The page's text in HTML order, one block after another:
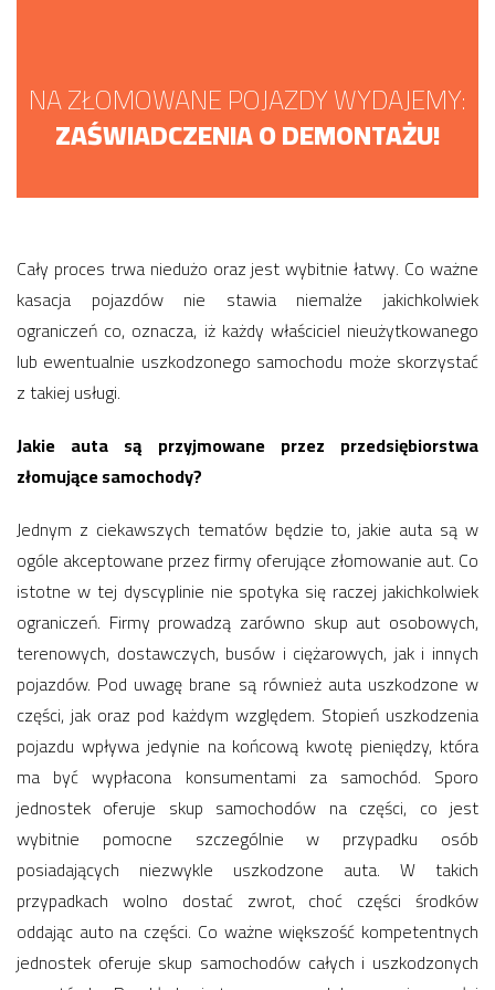
NA ZŁOMOWANE POJAZDY WYDAJEMY:
ZAŚWIADCZENIA O DEMONTAŻU!
Cały proces trwa niedużo oraz jest wybitnie łatwy. Co ważne
kasacja pojazdów nie stawia niemalże jakichkolwiek
ograniczeń co, oznacza, iż każdy właściciel nieużytkowanego
lub ewentualnie uszkodzonego samochodu może skorzystać
z takiej usługi.
Jakie auta są przyjmowane przez przedsiębiorstwa
złomujące samochody?
Jednym z ciekawszych tematów będzie to, jakie auta są w
ogóle akceptowane przez firmy oferujące złomowanie aut. Co
istotne w tej dyscyplinie nie spotyka się raczej jakichkolwiek
ograniczeń. Firmy prowadzą zarówno skup aut osobowych,
terenowych, dostawczych, busów i ciężarowych, jak i innych
pojazdów. Pod uwagę brane są również auta uszkodzone w
części, jak oraz pod każdym względem. Stopień uszkodzenia
pojazdu wpływa jedynie na końcową kwotę pieniędzy, która
ma być wypłacona konsumentami za samochód. Sporo
jednostek oferuje skup samochodów na części, co jest
wybitnie pomocne szczególnie w przypadku osób
posiadających niezwykle uszkodzone auta. W takich
przypadkach wolno dostać zwrot, choć części środków
oddając auto na części. Co ważne większość kompetentnych
jednostek oferuje skup samochodów całych i uszkodzonych